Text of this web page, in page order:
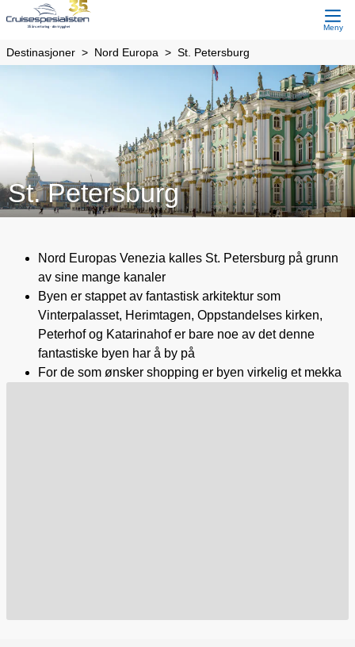
Meny
Destinasjoner Nord Europa St. Petersburg
St. Petersburg
Nord Europas Venezia kalles St. Petersburg på grunn
av sine mange kanaler
Byen er stappet av fantastisk arkitektur som
Vinterpalasset, Herimtagen, Oppstandelses kirken,
Peterhof og Katarinahof er bare noe av det denne
fantastiske byen har å by på
For de som ønsker shopping er byen virkelig et mekka